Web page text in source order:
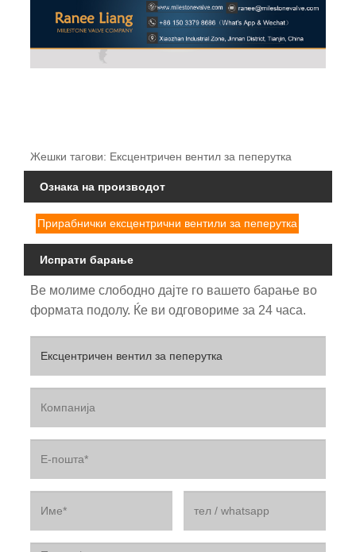
Жешки тагови: Ексцентричен вентил за пеперутка
Ознака на производот
Прирабнички ексцентрични вентили за пеперутка
Испрати барање
Ве молиме слободно дајте го вашето барање во
формата подолу. Ќе ви одговориме за 24 часа.